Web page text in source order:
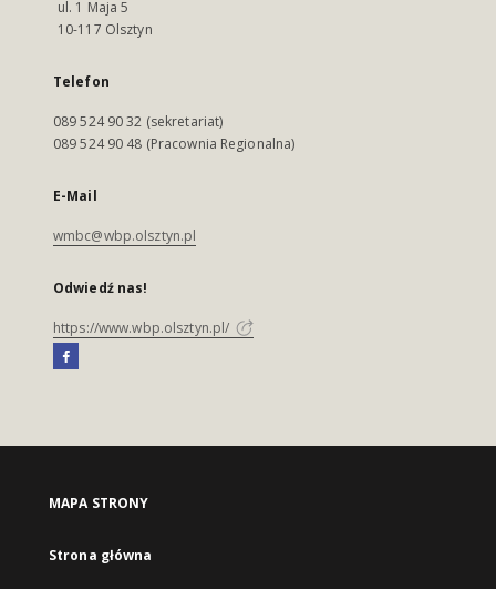
ul. 1 Maja 5
10-117 Olsztyn
Telefon
089 524 90 32 (sekretariat)
089 524 90 48 (Pracownia Regionalna)
E-Mail
wmbc@wbp.olsztyn.pl
Odwiedź nas!
https://www.wbp.olsztyn.pl/
MAPA STRONY
Strona główna